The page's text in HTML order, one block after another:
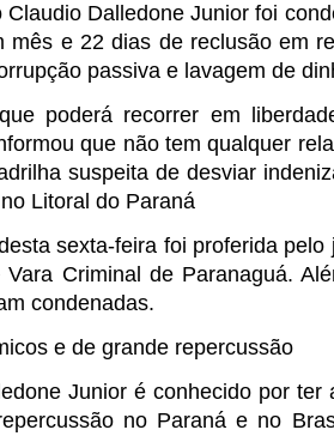
Claudio Dalledone Junior foi
mês e 22 dias de reclusão em
passiva e lavagem de
poderá recorrer em
que não tem qualquer
suspeita de desviar
Litoral do Paraná
sexta-feira foi proferida
Vara Criminal de Paranaguá.
condenadas.
e de grande repercussão
Junior é conhecido por
no Paraná e no